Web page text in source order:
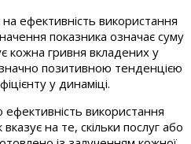
ефективність використання
показника означає суму
кожна гривня вкладених у
позитивною тенденцією
у динаміці.
використання
на те, скільки послуг або